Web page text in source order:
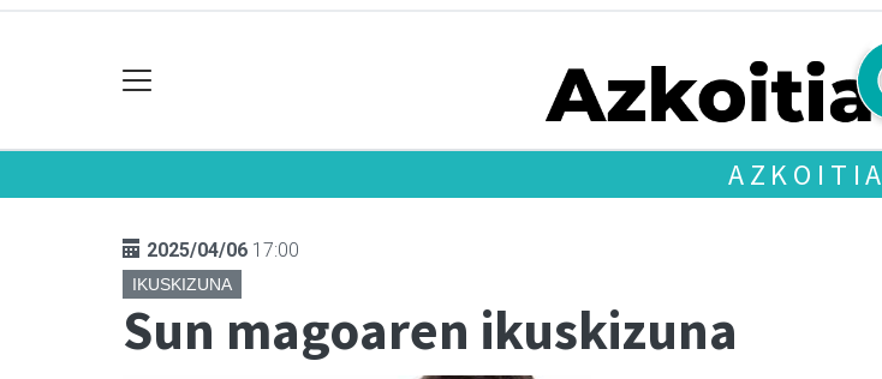
AZKOITIA
2025/04/06 17:00
IKUSKIZUNA
Sun magoaren ikuskizuna